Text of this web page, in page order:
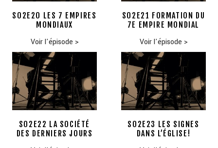
S02E20 LES 7 EMPIRES
MONDIAUX
Voir l'épisode >
S02E21 FORMATION DU
7E EMPIRE MONDIAL
Voir l'épisode >
S02E22 LA SOCIÉTÉ
DES DERNIERS JOURS
S02E23 LES SIGNES
DANS L’ÉGLISE!